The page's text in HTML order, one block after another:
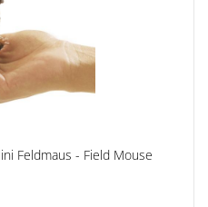
Feldmaus - Field Mouse